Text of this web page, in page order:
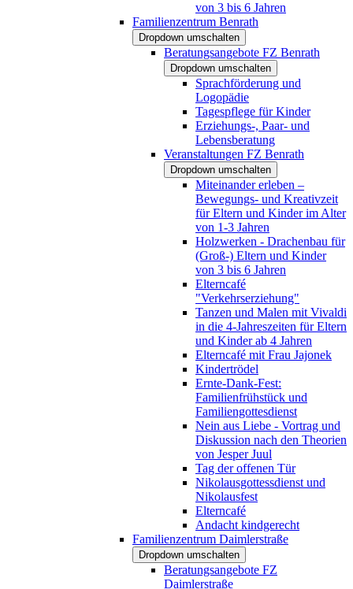
von 3 bis 6 Jahren
Familienzentrum Benrath
Dropdown umschalten
Beratungsangebote FZ Benrath
Dropdown umschalten
Sprachförderung und
Logopädie
Tagespflege für Kinder
Erziehungs-, Paar- und
Lebensberatung
Veranstaltungen FZ Benrath
Dropdown umschalten
Miteinander erleben –
Bewegungs- und Kreativzeit
für Eltern und Kinder im Alter
von 1-3 Jahren
Holzwerken - Drachenbau für
(Groß-) Eltern und Kinder
von 3 bis 6 Jahren
Elterncafé
"Verkehrserziehung"
Tanzen und Malen mit Vivaldi
in die 4-Jahreszeiten für Eltern
und Kinder ab 4 Jahren
Elterncafé mit Frau Jajonek
Kindertrödel
Ernte-Dank-Fest:
Familienfrühstück und
Familiengottesdienst
Nein aus Liebe - Vortrag und
Diskussion nach den Theorien
von Jesper Juul
Tag der offenen Tür
Nikolausgottessdienst und
Nikolausfest
Elterncafé
Andacht kindgerecht
Familienzentrum Daimlerstraße
Dropdown umschalten
Beratungsangebote FZ
Daimlerstraße